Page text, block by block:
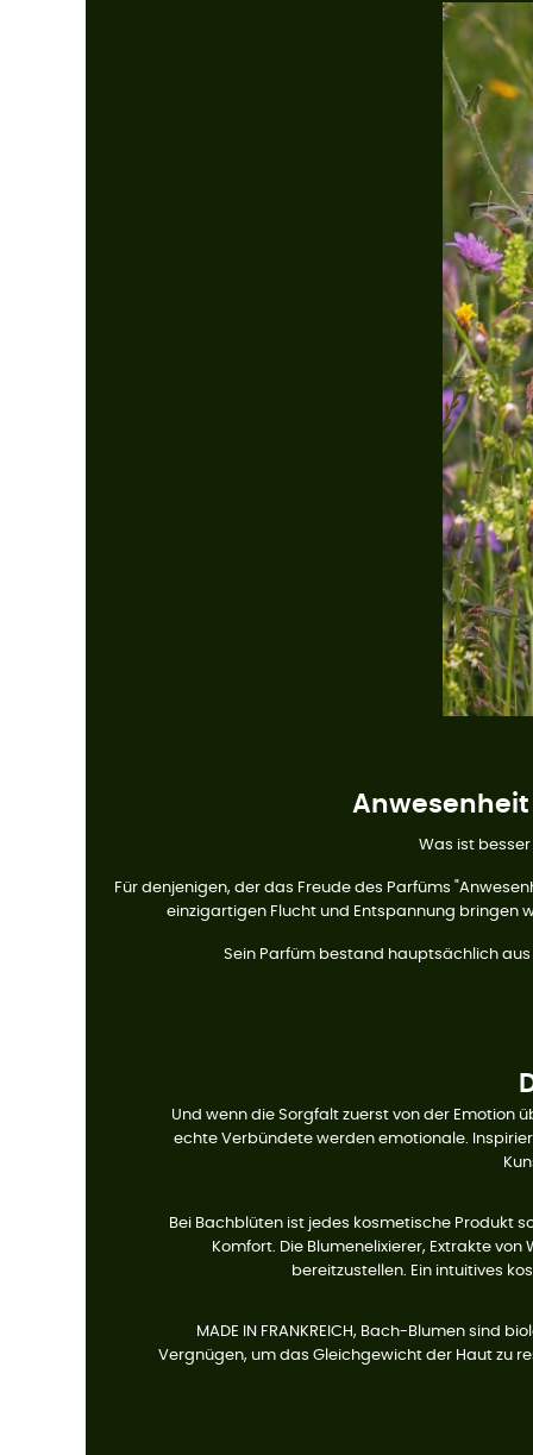
Was ist
Für denjenigen, der das Freude des Parfüms
einzigartigen Flucht und Entspannung bringen
Sein Parfüm bestand hauptsächlich
Und wenn die Sorgfalt zuerst von der Emotion
echte Verbündete werden emotionale.
Bei Bachblüten ist jedes kosmetische Produkt
Komfort. Die Blumenelixierer, Extrakte
bereitzustellen. Ein intuitives
MADE IN FRANKREICH, Bach-Blumen sind
Vergnügen, um das Gleichgewicht der Haut zu